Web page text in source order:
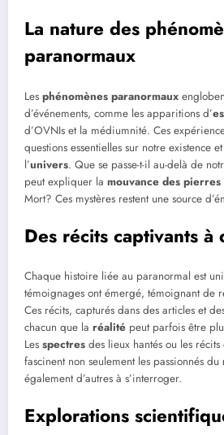
La nature des
paranormaux
Les phénomènes paranormaux
d’événements, comme les apparitions d’
d’OVNIs et la médiumnité. Ces
questions essentielles sur notre existence
l’univers. Que se passe-t-il au-delà de
peut expliquer la mouvance des pierres
Mort? Ces mystères restent une source
Des récits captivants à
Chaque histoire liée au paranormal est
témoignages ont émergé, témoignant de
Ces récits, capturés dans des articles et
chacun que la réalité peut parfois être
Les spectres des lieux hantés ou les récits
fascinent non seulement les passionnés du
également d’autres à s’interroger.
Explorations